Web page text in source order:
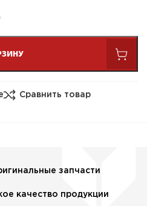
Сравнить товар
запчасти
качество продукции